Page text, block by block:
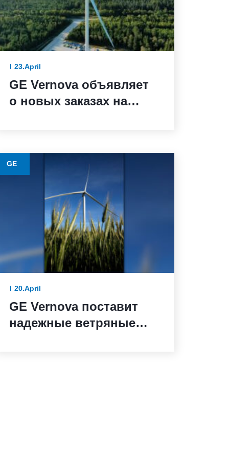
23.April
GE Vernova объявляет
о новых заказах на
Power в Германии
GE
20.April
GE Vernova поставит
надежные ветряные